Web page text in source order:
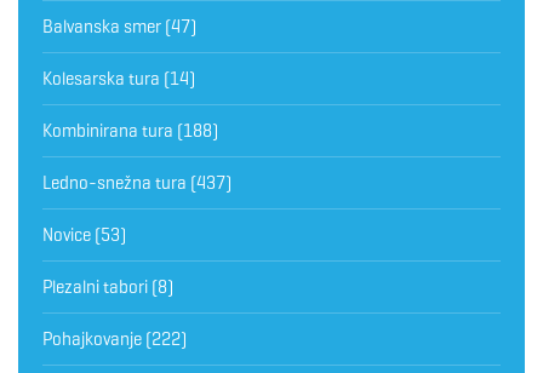
Balvanska smer (47)
Kolesarska tura (14)
Kombinirana tura (188)
Ledno-snežna tura (437)
Novice (53)
Plezalni tabori (8)
Pohajkovanje (222)